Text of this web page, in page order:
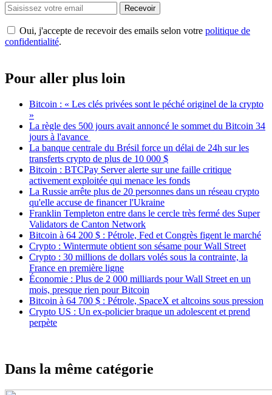
Recevoir
Oui, j'accepte de recevoir des emails selon votre politique de
confidentialité.
Pour aller plus loin
Bitcoin : « Les clés privées sont le péché originel de la crypto
»
La règle des 500 jours avait annoncé le sommet du Bitcoin 34
jours à l'avance
La banque centrale du Brésil force un délai de 24h sur les
transferts crypto de plus de 10 000 $
Bitcoin : BTCPay Server alerte sur une faille critique
activement exploitée qui menace les fonds
La Russie arrête plus de 20 personnes dans un réseau crypto
qu'elle accuse de financer l'Ukraine
Franklin Templeton entre dans le cercle très fermé des Super
Validators de Canton Network
Bitcoin à 64 200 $ : Pétrole, Fed et Congrès figent le marché
Crypto : Wintermute obtient son sésame pour Wall Street
Crypto : 30 millions de dollars volés sous la contrainte, la
France en première ligne
Économie : Plus de 2 000 milliards pour Wall Street en un
mois, presque rien pour Bitcoin
Bitcoin à 64 700 $ : Pétrole, SpaceX et altcoins sous pression
Crypto US : Un ex-policier braque un adolescent et prend
perpète
Dans la même catégorie